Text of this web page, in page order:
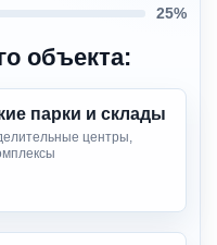
25%
объекта:
парки и склады
центры,